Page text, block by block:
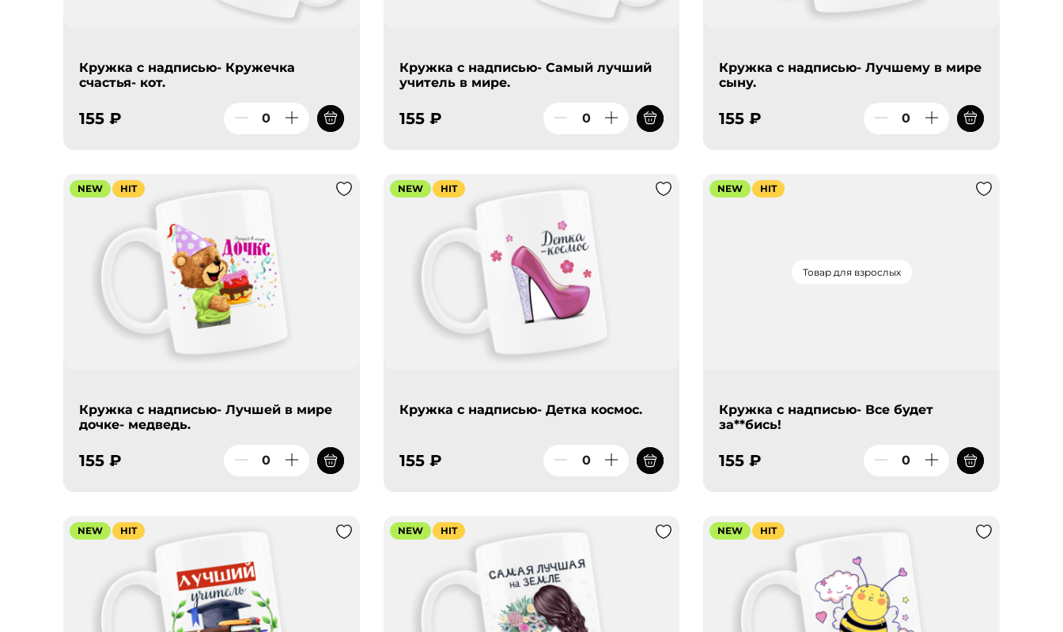
Кружка с надписью- Кружечка
счастья- кот.
155 ₽
Кружка с надписью- Самый лучший
учитель в мире.
155 ₽
Кружка с надписью- Лучшему в мире
сыну.
155 ₽
NEW HIT
Кружка с надписью- Лучшей в мире
дочке- медведь.
155 ₽
NEW HIT
Кружка с надписью- Детка космос.
155 ₽
Товар для взрослых
NEW HIT
Кружка с надписью- Все будет
за**бись!
155 ₽
NEW HIT NEW HIT NEW HIT